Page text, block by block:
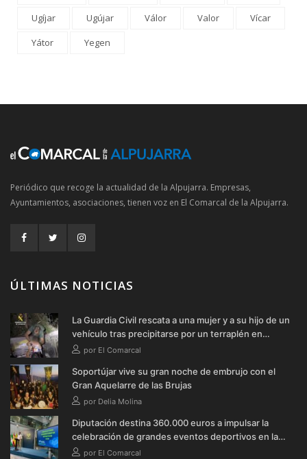
Ugíjar
Ugújar Válor Valor
Vícar
Yátor
Yegen
Periódico que recoge la actualidad de la Alpujarra. Empresas,
Ayuntamientos, asociaciones, tienen voz en El Comarcal de la Alpujarra.
ÚLTIMAS NOTICIAS
La Guardia Civil rescata a una mujer y a su hijo de un
vehículo tras precipitarse por un terraplén en
Soportújar
por El Comarcal
Soportújar vive su gran noche de embrujo con el
Gran Aquelarre de las Brujas
por Delia Molina
Diputación destina 360.000 euros a impulsar la
celebración de grandes eventos deportivos en la
provincia durante 2026
por El Comarcal